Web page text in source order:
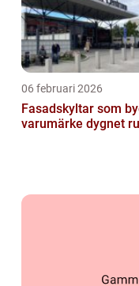
06 februari 2026
Fasadskyltar som
varumärke dygnet